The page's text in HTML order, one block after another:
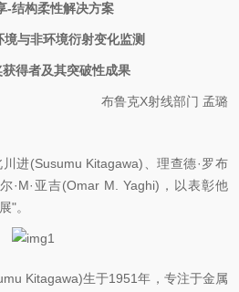
-结构柔性解决方案
与非环境衍射变化监测
得者及其突破性成果
布鲁克X射线部门 孟璐
进(Susumu Kitagawa)、理查德·罗布
·M·亚吉(Omar M. Yaghi)，以表彰他
"。
Kitagawa)生于1951年，专注于金属